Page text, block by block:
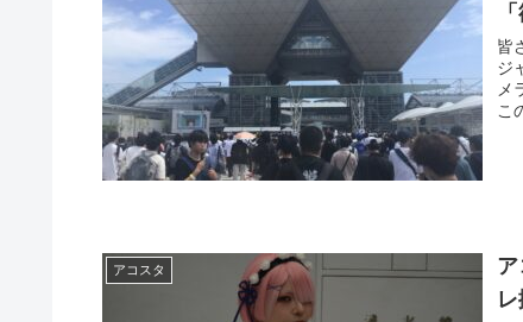
皆
ジ
メ
こ
アコスタ